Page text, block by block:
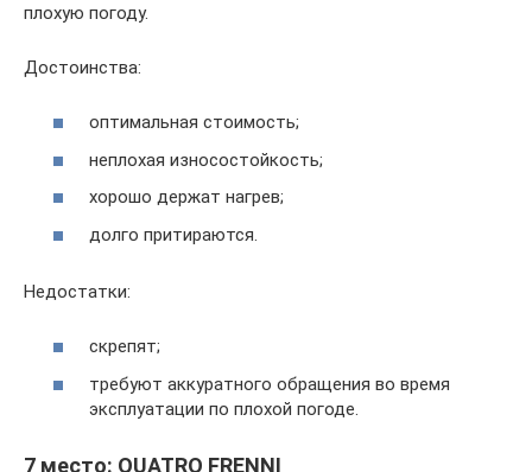
плохую погоду.
Достоинства:
оптимальная стоимость;
неплохая износостойкость;
хорошо держат нагрев;
долго притираются.
Недостатки:
скрепят;
требуют аккуратного обращения во время
эксплуатации по плохой погоде.
7 место: QUATRO FRENNI